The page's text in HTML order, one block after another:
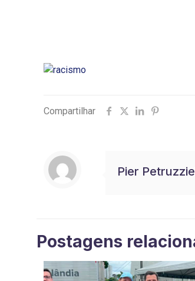
Compartilhar
Pier
Postagens